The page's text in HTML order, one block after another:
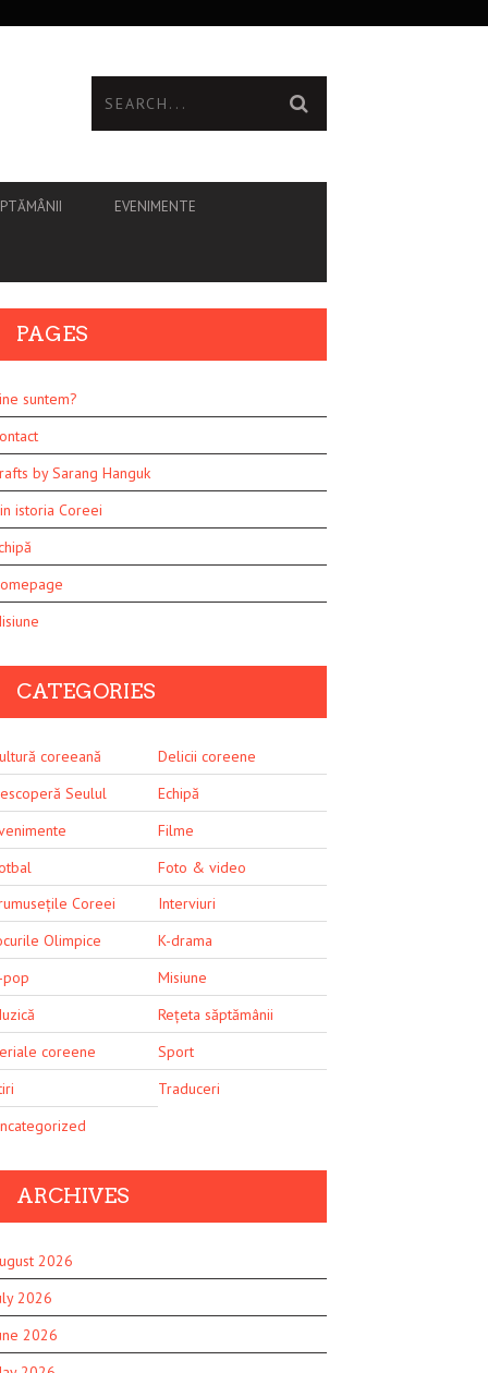
EVENIMENTE
PAGES
suntem?
by Sarang Hanguk
istoria Coreei
CATEGORIES
coreeană
Delicii coreene
Seulul
Echipă
Filme
Foto & video
Coreei
Interviuri
Olimpice
K-drama
pop
Misiune
Rețeta săptămânii
coreene
Sport
Traduceri
ARCHIVES
2026
2026
2026